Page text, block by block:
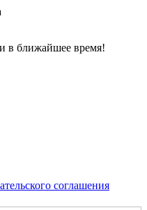
в ближайшее время!
соглашения